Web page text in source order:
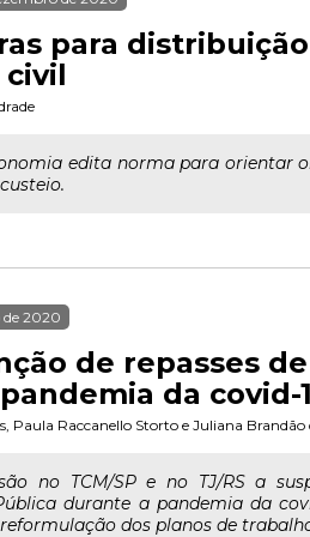
para
civil
edita norma para orientar
de 2020
de repasses
da covid-
, Paula Raccanello Storto e Juliana Brandão
no TCM/SP e no TJ/RS a
durante a pandemia da
dos planos de